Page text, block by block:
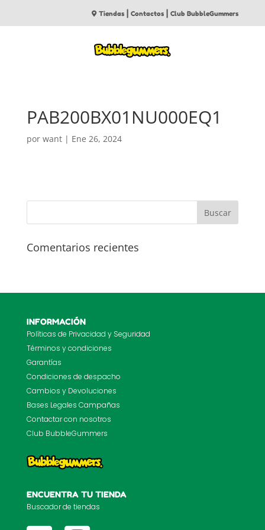
Tiendas |Contactos |Club BubbleGummers
PAB200BX01NU000EQ1
por want| Ene 26, 2024
Comentarios recientes
INFORMACIÓN
Políticas de Privacidad y Seguridad
Términos y condiciones
Garantías
Condiciones de despacho
Cambios y Devoluciones
Bases Legales Campañas
Contactar con nosotros
Club BubbleGummers
ENCUENTRA TU TIENDA
Buscador de tiendas